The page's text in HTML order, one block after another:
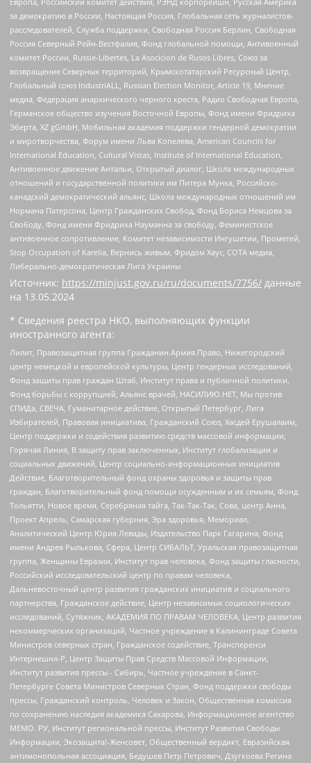
за демократию в России, Настоящая Россия, Глобальная сеть журналистов-
расследователей, Служба поддержки, Свободная Россия Берлин, Свободная
Россия Северный Рейн-Вестфалия, Фонд глобальной помощи, Антивоенный
комитет России, Russie-Libertes, La Asocicion de Rusos Libres, Союз за
возвращение Северных территорий, Крымскотатарский Ресурсный Центр,
Глобальный союз IndustriALL, Russian Election Monitor, Article 19, Мнение
медиа, Федерация анархического черного креста, Радио Свободная Европа,
Германское общество изучения Восточной Европы, Фонд имени Фридриха
Эберта, XZ gGmbH, Мобильная академия поддержки гендерной демократии
и миротворчества, Форум имени Льва Копелева, American Councils for
International Education, Cultural Vistas, Institute of International Education,
Антивоенное движение Антальи, Открытый диалог, Школа международных
отношений и государственной политики им Питера Мунка, Российско-
канадский демократический альянс, Школа международных отношений им
Нормана Патерсона, Центр Гражданских Свобод, Фонд Бориса Немцова за
Свободу, Фонд имени Фридриха Науманна за свободу, Феминистское
антивоенное сопротивление, Комитет независимости Ингушетии, Прометей,
Stop Occupation of Karelia, Вернись живым, Фридом Хаус, СОТА медиа,
Либерально-демократическая Лига Украины
Источник: https://minjust.gov.ru/ru/documents/7756/ данные
на 13.05.2024
* Сведения реестра НКО, выполняющих функции
иностранного агента:
Лилит, Правозащитная группа Гражданин.Армия.Право, Нижегородский
центр немецкой и европейской культуры, Центр гендерных исследований,
Фонд защиты прав граждан Штаб, Институт права и публичной политики,
Фонд борьбы с коррупцией, Альянс врачей, НАСИЛИЮ.НЕТ, Мы против
СПИДа, СВЕЧА, Гуманитарное действие, Открытый Петербург, Лига
Избирателей, Правовая инициатива, Гражданский Союз, Хасдей Ерушалаим,
Центр поддержки и содействия развитию средств массовой информации,
Горячая Линия, В защиту прав заключенных, Институт глобализации и
социальных движений, Центр социально-информационных инициатив
Действие, Благотворительный фонд охраны здоровья и защиты прав
граждан, Благотворительный фонд помощи осужденным и их семьям, Фонд
Тольятти, Новое время, Серебряная тайга, Так-Так-Так, Сова, центр Анна,
Проект Апрель, Самарская губерния, Эра здоровья, Мемориал,
Аналитический Центр Юрия Левады, Издательство Парк Гагарина, Фонд
имени Андрея Рылькова, Сфера, Центр СИБАЛЬТ, Уральская правозащитная
группа, Женщины Евразии, Институт прав человека, Фонд защиты гласности,
Российский исследовательский центр по правам человека,
Дальневосточный центр развития гражданских инициатив и социального
партнерства, Гражданское действие, Центр независимых социологических
исследований, Сутяжник, АКАДЕМИЯ ПО ПРАВАМ ЧЕЛОВЕКА, Центр развития
некоммерческих организаций, Частное учреждение в Калининграде Совета
Министров северных стран, Гражданское содействие, Трансперенси
Интернешнл-Р, Центр Защиты Прав Средств Массовой Информации,
Институт развития прессы - Сибирь, Частное учреждение в Санкт-
Петербурге Совета Министров Северных Стран, Фонд поддержки свободы
прессы, Гражданский контроль, Человек и Закон, Общественная комиссия
по сохранению наследия академика Сахарова, Информационное агентство
МЕМО. РУ, Институт региональной прессы, Институт Развития Свободы
Информации, Экозащита!-Женсовет, Общественный вердикт, Евразийская
антимонопольная ассоциация, Бедушев Петр Петрович, Дзугкоева Регина